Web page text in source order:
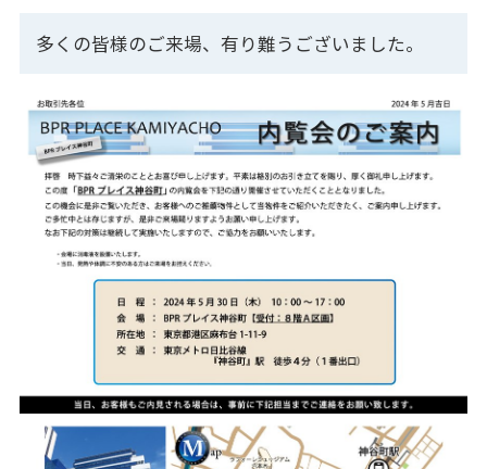
多くの皆様のご来場、有り難うございました。